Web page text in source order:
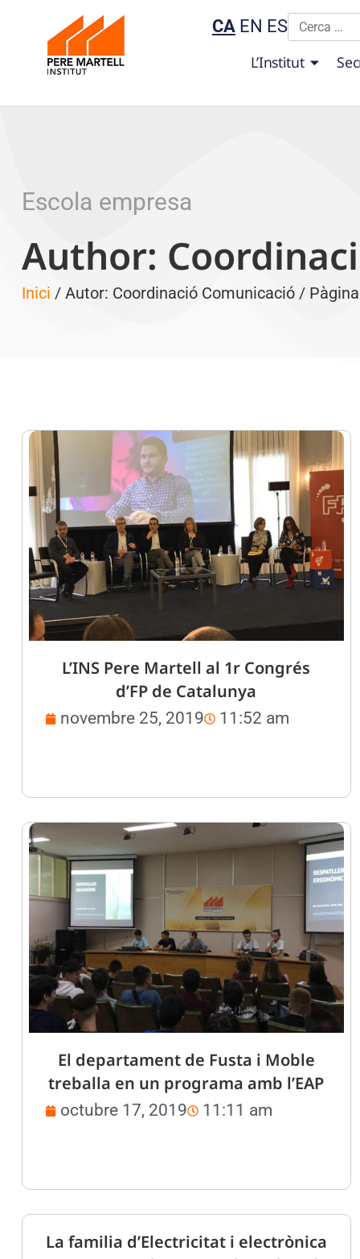
CA EN ES
L’Institut
Escola empresa
Author:
Inici / Autor: Coordinació Comunicació /
L’INS Pere Martell al 1r Congrés
d’FP de Catalunya
novembre 25, 2019 11:52 am
El departament de Fusta i Moble
treballa en un programa amb l’EAP
octubre 17, 2019 11:11 am
La familia d’Electricitat i electrònica